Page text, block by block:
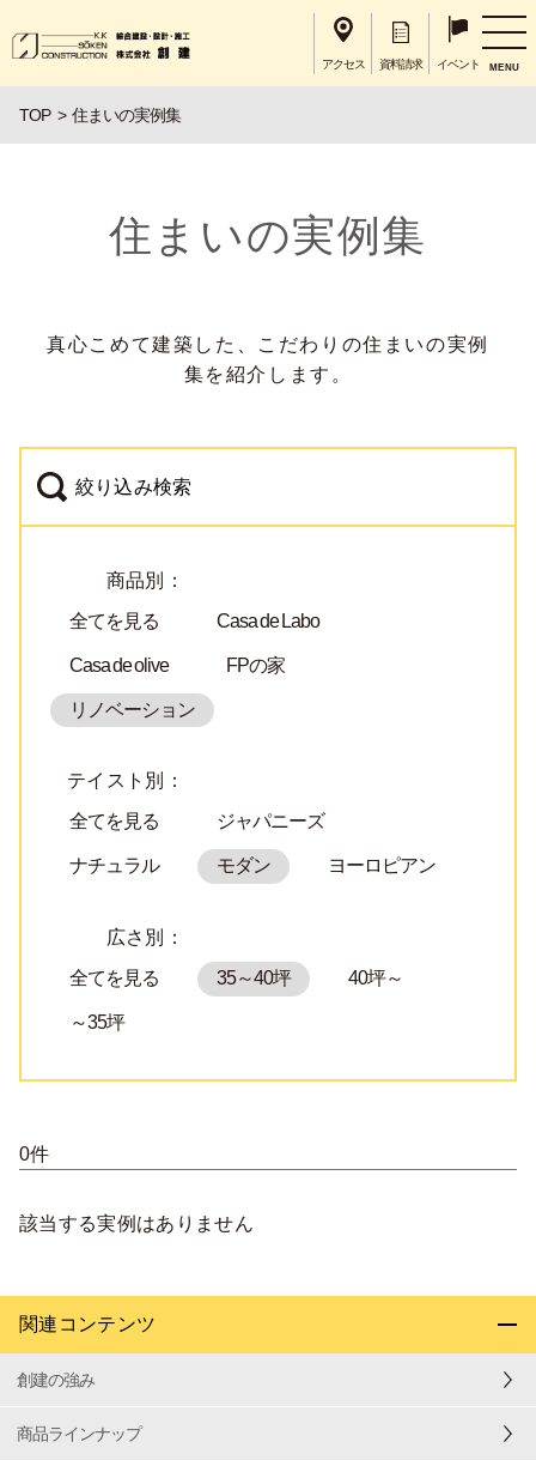
アクセス 資料請求 イベント MENU
TOP 住まいの実例集
住まいの実例集
真心こめて建築した、こだわりの住まいの実例
集を紹介します。
絞り込み検索
商品別：
全てを見る
Casa de Labo
Casa de olive FPの家
リノベーション
テイスト別：
全てを見る
ジャパニーズ
ナチュラル モダン ヨーロピアン
広さ別：
全てを見る
35～40坪 40坪～
～35坪
0件
該当する実例はありません
関連コンテンツ
創建の強み
商品ラインナップ